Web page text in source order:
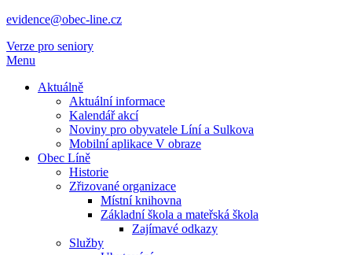
evidence@obec-line.cz
Verze pro seniory
Menu
Aktuálně
Aktuální informace
Kalendář akcí
Noviny pro obyvatele Líní a Sulkova
Mobilní aplikace V obraze
Obec Líně
Historie
Zřizované organizace
Místní knihovna
Základní škola a mateřská škola
Zajímavé odkazy
Služby